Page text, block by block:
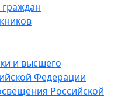
и высшего
Федерации
Российской